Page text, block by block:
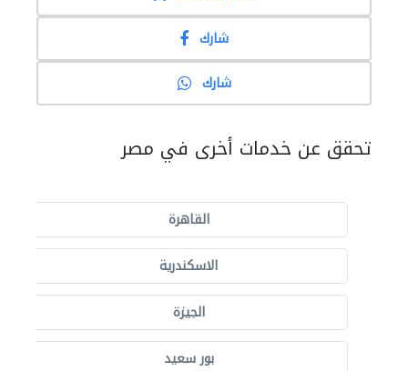
شارك
شارك
تحقق عن خدمات أخرى في مصر
القاهرة
الاسكندرية
الجيزة
بور سعيد